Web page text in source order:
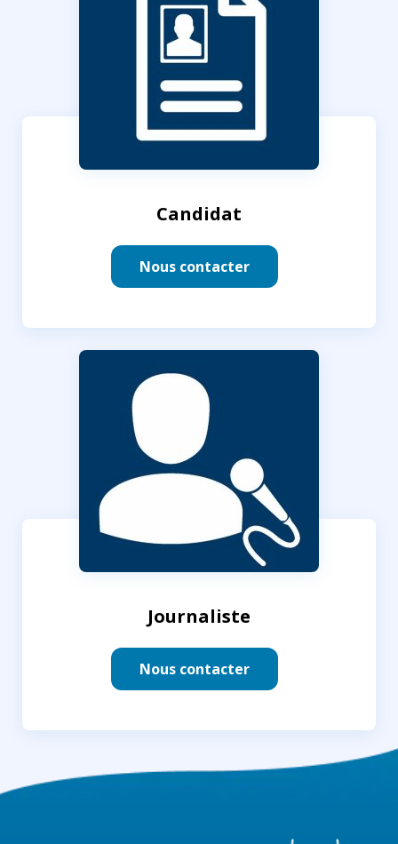
Candidat
Nous contacter
Journaliste
Nous contacter